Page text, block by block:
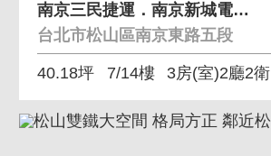
南京三民捷運．南京新城電梯管理朝南３房
台北市松山區南京東路五段
40.18坪 7/14樓 3房(室)2廳2衛